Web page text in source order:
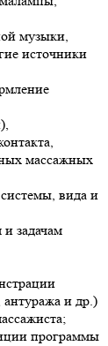
музыки,
источники
массажных
вида и
задачам
и др.)
программы